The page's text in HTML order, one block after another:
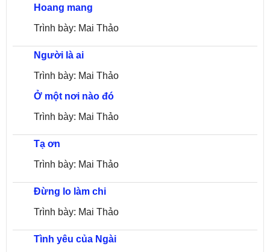
Hoang mang
Trình bày: Mai Thảo
Người là ai
Trình bày: Mai Thảo
Ở một nơi nào đó
Trình bày: Mai Thảo
Tạ ơn
Trình bày: Mai Thảo
Đừng lo làm chi
Trình bày: Mai Thảo
Tình yêu của Ngài